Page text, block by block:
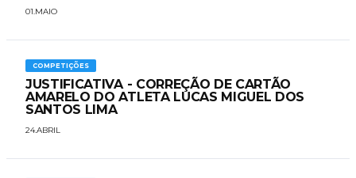
01.MAIO
COMPETIÇÕES
JUSTIFICATIVA - CORREÇÃO DE CARTÃO
AMARELO DO ATLETA LUCAS MIGUEL DOS
SANTOS LIMA
24.ABRIL